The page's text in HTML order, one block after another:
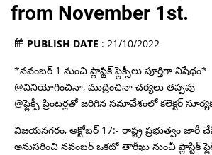
from November 1st.
PUBLISH DATE : 21/10/2022
*నవంబర్ 1 నుంచి ప్లాస్టిక్ ఫ్లెక్సీలు పూర్తిగా నిషేధం*
@వినియోగించినా, ముద్రించినా చర్యలు తప్పవు
@ఫ్లెక్సీ ప్రింటర్లతో జరిగిన సమావేశంలో కలెక్టర్
విజయనగరం, అక్టోబర్ 17:- రాష్ట్ర ప్రభుత్వం జారీ
అనుసరించి నవంబర్ ఒకటో తారీఖు నుంచీ ప్లాస్టిక్